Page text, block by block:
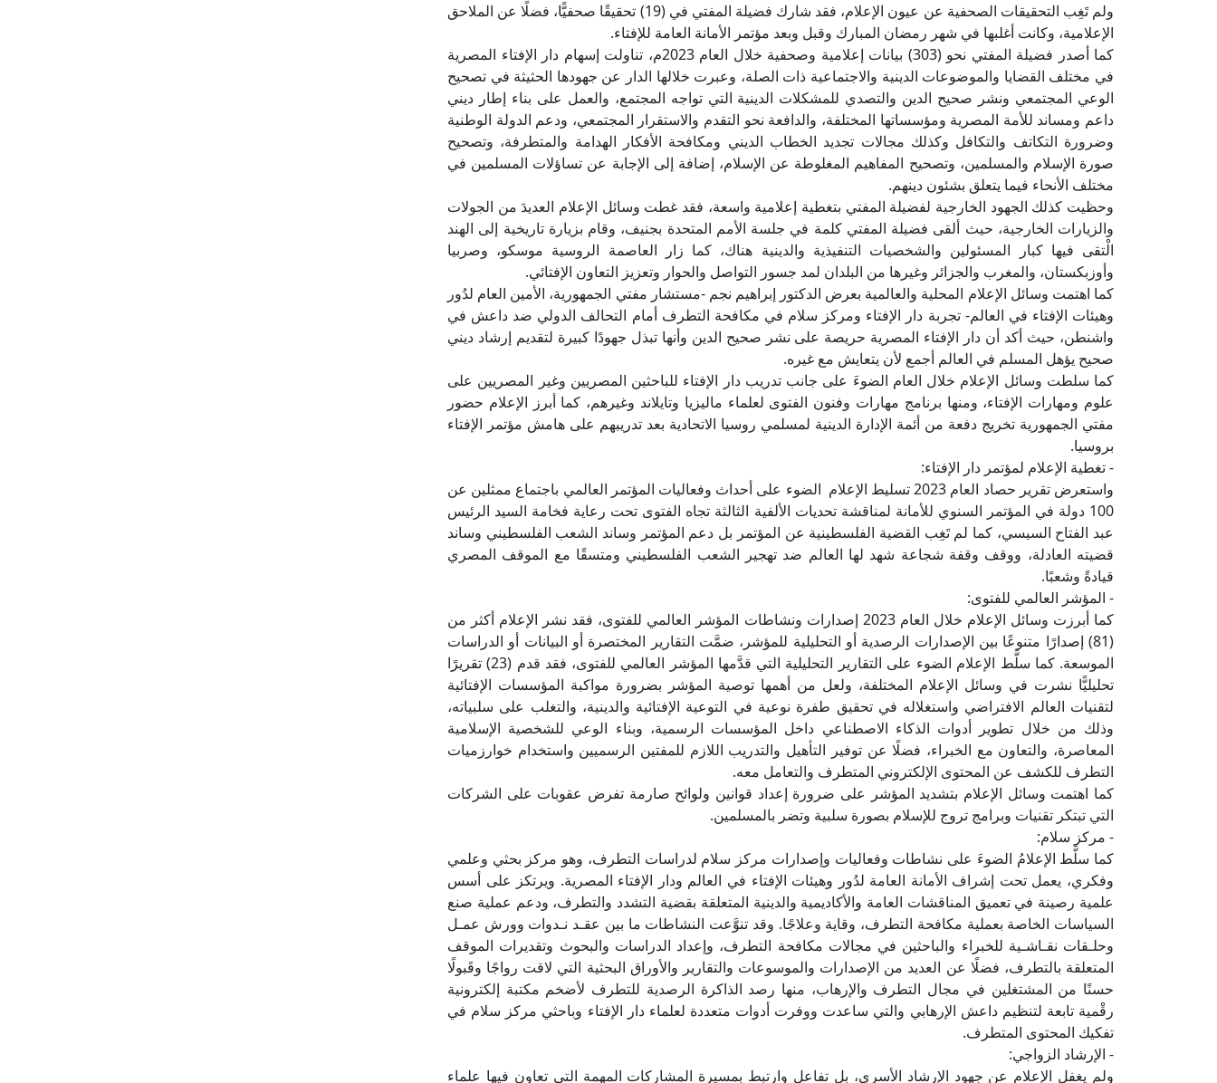
ولم تَغِب التحقيقات الصحفية عن عيون الإعلام، فقد شارك فضيلة المفتي في (19) تحقيقًا صحفيًّا، فضلًا عن الملاحق
الإعلامية، وكانت أغلبها في شهر رمضان المبارك وقبل وبعد مؤتمر الأمانة العامة للإفتاء.
كما أصدر فضيلة المفتي نحو (303) بيانات إعلامية وصحفية خلال العام 2023م، تناولت إسهام دار الإفتاء المصرية
في مختلف القضايا والموضوعات الدينية والاجتماعية ذات الصلة، وعبرت خلالها الدار عن جهودها الحثيثة في تصحيح
الوعي المجتمعي ونشر صحيح الدين والتصدي للمشكلات الدينية التي تواجه المجتمع، والعمل على بناء إطار ديني
داعم ومساند للأمة المصرية ومؤسساتها المختلفة، والدافعة نحو التقدم والاستقرار المجتمعي، ودعم الدولة الوطنية
وضرورة التكاتف والتكافل وكذلك مجالات تجديد الخطاب الديني ومكافحة الأفكار الهدامة والمتطرفة، وتصحيح
صورة الإسلام والمسلمين، وتصحيح المفاهيم المغلوطة عن الإسلام، إضافة إلى الإجابة عن تساؤلات المسلمين في
مختلف الأنحاء فيما يتعلق بشئون دينهم.
وحظيت كذلك الجهود الخارجية لفضيلة المفتي بتغطية إعلامية واسعة، فقد غطت وسائل الإعلام العديدَ من الجولات
والزيارات الخارجية، حيث ألقى فضيلة المفتي كلمة في جلسة الأمم المتحدة بجنيف، وقام بزيارة تاريخية إلى الهند
الْتقى فيها كبار المسئولين والشخصيات التنفيذية والدينية هناك، كما زار العاصمة الروسية موسكو، وصربيا
وأوزبكستان، والمغرب والجزائر وغيرها من البلدان لمد جسور التواصل والحوار وتعزيز التعاون الإفتائي.
كما اهتمت وسائل الإعلام المحلية والعالمية بعرض الدكتور إبراهيم نجم -مستشار مفتي الجمهورية، الأمين العام لدُور
وهيئات الإفتاء في العالم- تجربة دار الإفتاء ومركز سلام في مكافحة التطرف أمام التحالف الدولي ضد داعش في
واشنطن، حيث أكد أن دار الإفتاء المصرية حريصة على نشر صحيح الدين وأنها تبذل جهودًا كبيرة لتقديم إرشاد ديني
صحيح يؤهل المسلم في العالم أجمع لأن يتعايش مع غيره.
كما سلطت وسائل الإعلام خلال العام الضوءَ على جانب تدريب دار الإفتاء للباحثين المصريين وغير المصريين على
علوم ومهارات الإفتاء، ومنها برنامج مهارات وفنون الفتوى لعلماء ماليزيا وتايلاند وغيرهم، كما أبرز الإعلام حضور
مفتي الجمهورية تخريج دفعة من أئمة الإدارة الدينية لمسلمي روسيا الاتحادية بعد تدريبهم على هامش مؤتمر الإفتاء
بروسيا.
- تغطية الإعلام لمؤتمر دار الإفتاء:
واستعرض تقرير حصاد العام 2023 تسليط الإعلام الضوء على أحداث وفعاليات المؤتمر العالمي باجتماع ممثلين عن
100 دولة في المؤتمر السنوي للأمانة لمناقشة تحديات الألفية الثالثة تجاه الفتوى تحت رعاية فخامة السيد الرئيس
عبد الفتاح السيسي، كما لم تَغِب القضية الفلسطينية عن المؤتمر بل دعم المؤتمر وساند الشعب الفلسطيني وساند
قضيته العادلة، ووقف وقفة شجاعة شهد لها العالم ضد تهجير الشعب الفلسطيني ومتسقًا مع الموقف المصري
قيادةً وشعبًا.
- المؤشر العالمي للفتوى:
كما أبرزت وسائل الإعلام خلال العام 2023 إصدارات ونشاطات المؤشر العالمي للفتوى، فقد نشر الإعلام أكثر من
(81) إصدارًا متنوعًا بين الإصدارات الرصدية أو التحليلية للمؤشر، ضمَّت التقارير المختصرة أو البيانات أو الدراسات
الموسعة. كما سلَّط الإعلام الضوء على التقارير التحليلية التي قدَّمها المؤشر العالمي للفتوى، فقد قدم (23) تقريرًا
تحليليًّا نشرت في وسائل الإعلام المختلفة، ولعل من أهمها توصية المؤشر بضرورة مواكبة المؤسسات الإفتائية
لتقنيات العالم الافتراضي واستغلاله في تحقيق طفرة نوعية في التوعية الإفتائية والدينية، والتغلب على سلبياته،
وذلك من خلال تطوير أدوات الذكاء الاصطناعي داخل المؤسسات الرسمية، وبناء الوعي للشخصية الإسلامية
المعاصرة، والتعاون مع الخبراء، فضلًا عن توفير التأهيل والتدريب اللازم للمفتين الرسميين واستخدام خوارزميات
التطرف للكشف عن المحتوى الإلكتروني المتطرف والتعامل معه.
كما اهتمت وسائل الإعلام بتشديد المؤشر على ضرورة إعداد قوانين ولوائح صارمة تفرض عقوبات على الشركات
التي تبتكر تقنيات وبرامج تروج للإسلام بصورة سلبية وتضر بالمسلمين.
- مركز سلام:
كما سلَّط الإعلامُ الضوءَ على نشاطات وفعاليات وإصدارات مركز سلام لدراسات التطرف، وهو مركز بحثي وعلمي
وفكري، يعمل تحت إشراف الأمانة العامة لدُور وهيئات الإفتاء في العالم ودار الإفتاء المصرية. ويرتكز على أسس
علمية رصينة في تعميق المناقشات العامة والأكاديمية والدينية المتعلقة بقضية التشدد والتطرف، ودعم عملية صنع
السياسات الخاصة بعملية مكافحة التطرف، وقاية وعلاجًا. وقد تنوَّعت النشاطات ما بين عقـد نـدوات وورش عمـل
وحلـقات نقـاشـية للخبراء والباحثين في مجالات مكافحة التطرف، وإعداد الدراسات والبحوث وتقديرات الموقف
المتعلقة بالتطرف، فضلًا عن العديد من الإصدارات والموسوعات والتقارير والأوراق البحثية التي لاقت رواجًا وقَبولًا
حسنًا من المشتغلين في مجال التطرف والإرهاب، منها رصد الذاكرة الرصدية للتطرف لأضخم مكتبة إلكترونية
رقْمية تابعة لتنظيم داعش الإرهابي والتي ساعدت ووفرت أدوات متعددة لعلماء دار الإفتاء وباحثي مركز سلام في
تفكيك المحتوى المتطرف.
- الإرشاد الزواجي:
ولم يغفل الإعلام عن جهود الإرشاد الأسري، بل تفاعل وارتبط بمسيرة المشاركات المهمة التي تعاون فيها علماء